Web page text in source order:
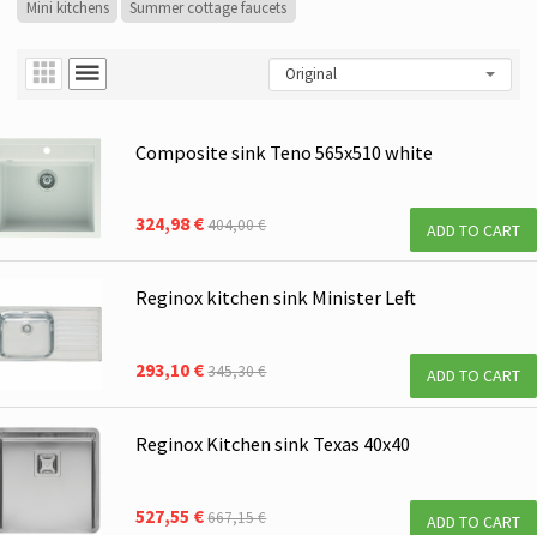
Mini kitchens
Summer cottage faucets
Composite sink Teno 565x510 white
324,98 €404,00 € ADD TO CART
Reginox kitchen sink Minister Left
293,10 €345,30 € ADD TO CART
Reginox Kitchen sink Texas 40x40
527,55 €667,15 € ADD TO CART